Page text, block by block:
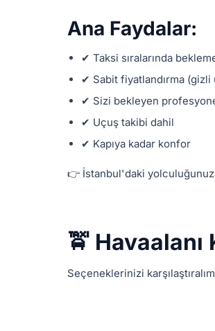
Ana Faydalar:
✔ Taksi sıralarında
✔ Sabit fiyatlandırma (gizli
✔ Sizi bekleyen
✔ Uçuş takibi dahil
✔ Kapıya kadar konfor
👉 İstanbul'daki
🚖
Seçeneklerinizi